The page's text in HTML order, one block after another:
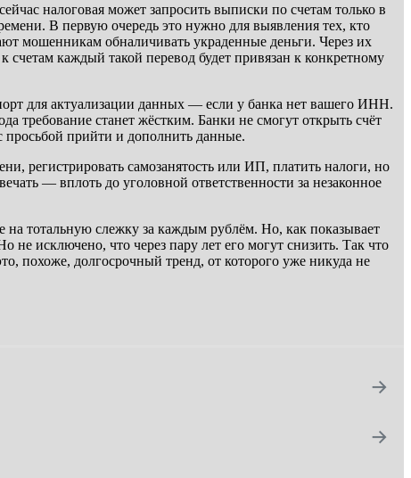
налоговая может запросить выписки по счетам только в
В первую очередь это нужно для выявления тех, кто
мошенникам обналичивать украденные деньги. Через их
каждый такой перевод будет привязан к конкретному
для актуализации данных — если у банка нет вашего ИНН.
требование станет жёстким. Банки не смогут открыть счёт
прийти и дополнить данные.
регистрировать самозанятость или ИП, платить налоги, но
— вплоть до уголовной ответственности за незаконное
на тотальную слежку за каждым рублём. Но, как показывает
исключено, что через пару лет его могут снизить. Так что
похоже, долгосрочный тренд, от которого уже никуда не
→
→